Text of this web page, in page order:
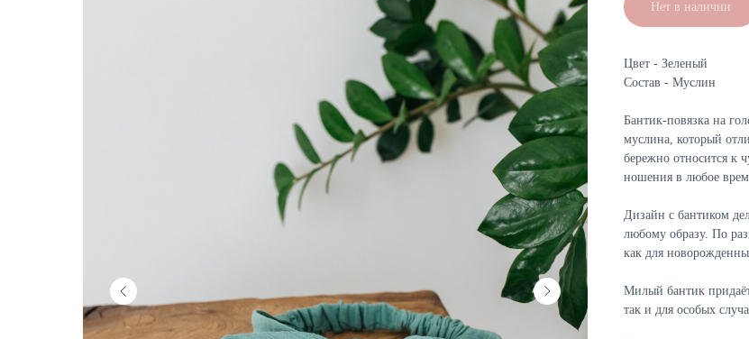
Нет в наличии
Цвет - Зеленый
Состав - Муслин
Бантик-повязка на
муслина, который
бережно относится к
ношения в любое
Дизайн с бантиком
любому образу. По
как для
Милый бантик
так и для особых